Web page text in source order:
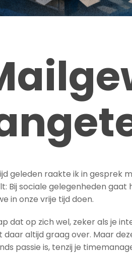
geleden raakte ik in gesprek
Bij sociale gelegenheden gaat
in onze vrije tijd doen.
dat op zich wel, zeker als je
daar altijd graag over. Maar
passie is, tenzij je